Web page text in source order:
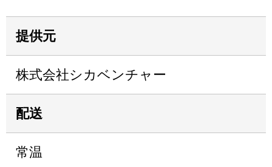
提供元
株式会社シカベンチャー
配送
常温